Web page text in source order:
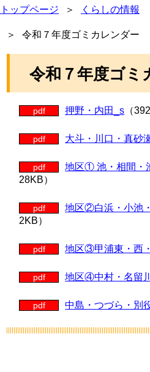
トップページ くらしの情報
令和７年度ゴミカレンダー
令和７年度ゴミ
pdf 押野・内田_s （
pdf 大斗・川口・真砂
pdf 地区① 池・相間・
28KB）
pdf 地区②白浜・小池
2KB）
pdf 地区③甲浦東・西
pdf 地区④中村・名留
pdf 中島・つづら・別